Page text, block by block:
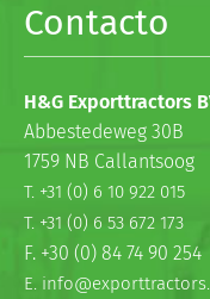
Contacto
H&G Exporttractors
Abbestedeweg 30B
1759 NB Callantsoog
T. +31 (0) 6 10 922 015
T. +31 (0) 6 53 672 173
F. +30 (0) 84 74 90 254
E.